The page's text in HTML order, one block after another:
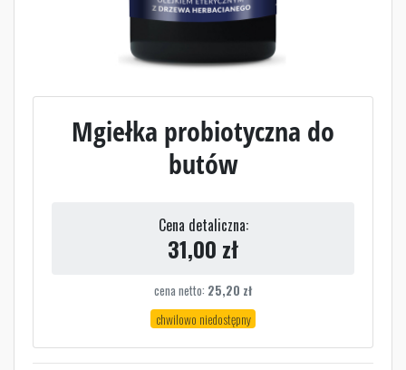
Mgiełka probiotyczna do
butów
Cena detaliczna:
31,00 zł
cena netto: 25,20 zł
chwilowo niedostępny